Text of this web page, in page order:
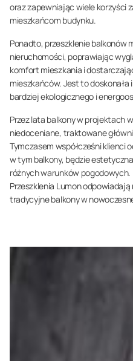
oraz zapewniając wiele korzyści
mieszkańcom budynku.
Ponadto, przeszklenie balkonów
nieruchomości, poprawiając
komfort mieszkania i
mieszkańców. Jest to
bardziej ekologicznego i
Przez lata balkony w projektach
niedoceniane, traktowane
Tymczasem współcześni klienci
w tym balkony, będzie
różnych warunków pogodowych.
Przeszklenia Lumon
tradycyjne balkony w